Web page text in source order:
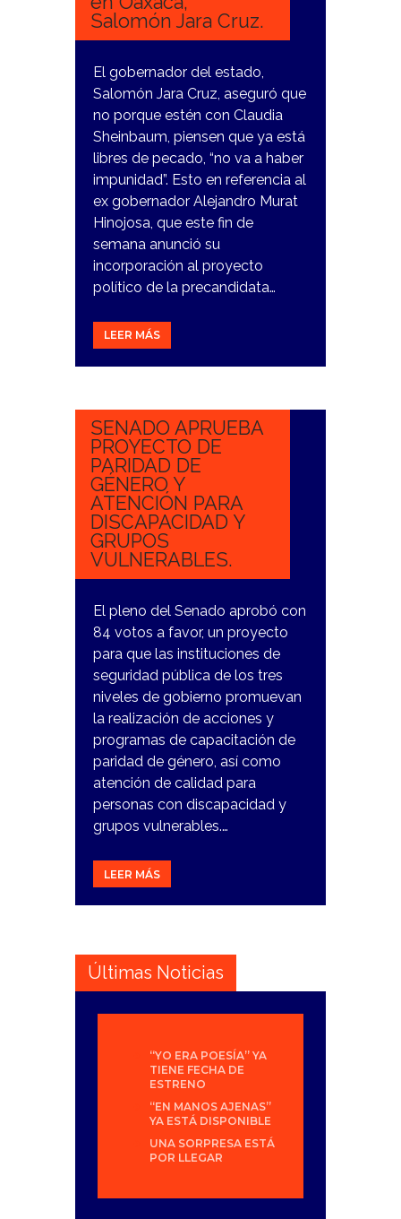
Salomón Jara Cruz.
El gobernador del estado,
Salomón Jara Cruz, aseguró que
no porque estén con Claudia
Sheinbaum, piensen que ya está
libres de pecado, “no va a haber
impunidad”. Esto en referencia al
ex gobernador Alejandro Murat
Hinojosa, que este fin de
semana anunció su
incorporación al proyecto
político de la precandidata…
LEER MÁS
9
SENADO APRUEBA
PROYECTO DE
PARIDAD DE
GÉNERO Y
ATENCIÓN PARA
DISCAPACIDAD Y
GRUPOS
VULNERABLES.
El pleno del Senado aprobó con
84 votos a favor, un proyecto
para que las instituciones de
seguridad pública de los tres
niveles de gobierno promuevan
la realización de acciones y
programas de capacitación de
paridad de género, así como
atención de calidad para
personas con discapacidad y
grupos vulnerables.…
LEER MÁS
Últimas Noticias
“YO ERA POESÍA” YA
TIENE FECHA DE
ESTRENO
“EN MANOS AJENAS”
YA ESTÁ DISPONIBLE
UNA SORPRESA ESTÁ
POR LLEGAR